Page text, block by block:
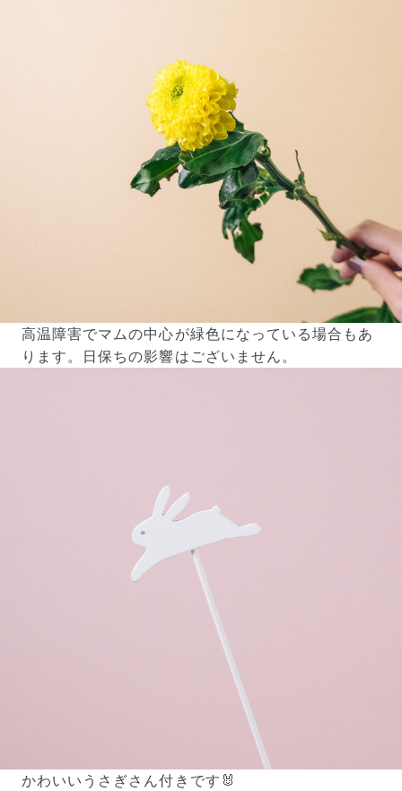
Q. 毎月自動でお花が届くサービスですか？
いいえ、毎月自動でお届けするサービスではありません。好
きな時に好きな花をご注文いただけます。
Q. 配送できないエリアはありますか？
ただいま沖縄・離島エリアへの配送には対応しておりませ
お花をベストなタイミングで発送しているため、お届け日の
指定はできません。受け取り時間帯は、発送後にクロネコヤ
マトのアプリから変更可能です。
高温障害でマムの中心が緑色になっている場合もあ
ります。日保ちの影響はございません。
かわいいうさぎさん付きです🐰